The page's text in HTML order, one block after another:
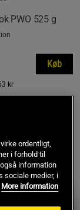
PWO 525 g
kr
Køb
ordentligt,
i forhold til
information
sociale medier, i
More information